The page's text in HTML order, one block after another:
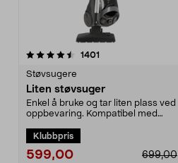
1401
Støvsugere
Liten støvsuger
Enkel å bruke og tar liten plass ved
oppbevaring. Kompatibel med
Klubbpris
599,00 699,00
4.0 av 5 stjerner